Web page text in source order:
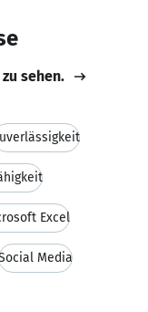
sehen.
Excel
Media